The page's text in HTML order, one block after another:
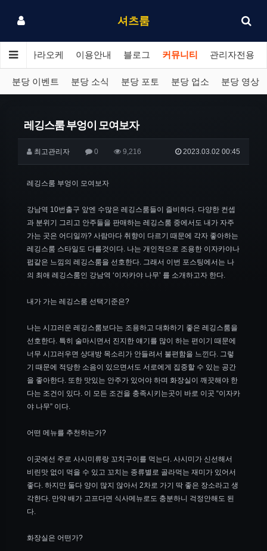
셔츠룸
분당 가라오케 이용안내 블로그 커뮤니티 관리자전용
분당 이벤트 분당 소식 분당 포토 분당 업소 분당 영상
레깅스룸 부엉이 모여보자
최고관리자 0 9,216 2023.03.02 00:45
레깅스룸 부엉이 모여보자
강남역 10번출구 앞엔 수많은 레깅스룸들이 즐비하다. 다양한 컨셉
과 분위기 그리고 안주들을 판매하는 레깅스룸 중에서도 내가 자주
가는 곳은 어디일까? 사람마다 취향이 다르기 때문에 각자 좋아하는
레깅스룸 스타일도 다를것이다. 나는 개인적으로 조용한 이자카야나
펍같은 느낌의 레깅스룸을 선호한다. 그래서 이번 포스팅에서는 나
의 최애 레깅스룸인 강남역 ‘이자카야 나무’ 를 소개하고자 한다.
내가 가는 레깅스룸 선택기준은?
나는 시끄러운 레깅스룸보다는 조용하고 대화하기 좋은 레깅스룸을
선호한다. 특히 술마시면서 진지한 얘기를 많이 하는 편이기 때문에
너무 시끄러우면 상대방 목소리가 안들려서 불편함을 느낀다. 그렇
기 때문에 적당한 소음이 있으면서도 서로에게 집중할 수 있는 공간
을 좋아한다. 또한 맛있는 안주가 있어야 하며 화장실이 깨끗해야 한
다는 조건이 있다. 이 모든 조건을 충족시키는곳이 바로 이곳 “이자카
야 나무” 이다.
어떤 메뉴를 추천하는가?
이곳에선 주로 사시미류랑 꼬치구이를 먹는다. 사시미가 신선해서
비린맛 없이 먹을 수 있고 꼬치는 종류별로 골라먹는 재미가 있어서
좋다. 하지만 둘다 양이 많지 않아서 2차로 가기 딱 좋은 장소라고 생
각한다. 만약 배가 고프다면 식사메뉴로도 충분하니 걱정안해도 된
다.
화장실은 어떤가?